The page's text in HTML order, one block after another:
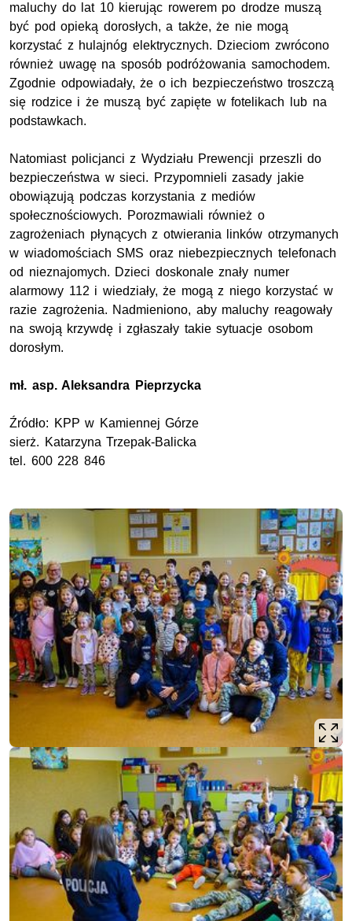
maluchy do lat 10 kierując rowerem po drodze muszą
być pod opieką dorosłych, a także, że nie mogą
korzystać z hulajnóg elektrycznych. Dzieciom zwrócono
również uwagę na sposób podróżowania samochodem.
Zgodnie odpowiadały, że o ich bezpieczeństwo troszczą
się rodzice i że muszą być zapięte w fotelikach lub na
podstawkach.
Natomiast policjanci z Wydziału Prewencji przeszli do
bezpieczeństwa w sieci. Przypomnieli zasady jakie
obowiązują podczas korzystania z mediów
społecznościowych. Porozmawiali również o
zagrożeniach płynących z otwierania linków otrzymanych
w wiadomościach SMS oraz niebezpiecznych telefonach
od nieznajomych. Dzieci doskonale znały numer
alarmowy 112 i wiedziały, że mogą z niego korzystać w
razie zagrożenia. Nadmieniono, aby maluchy reagowały
na swoją krzywdę i zgłaszały takie sytuacje osobom
dorosłym.
mł. asp.Aleksandra Pieprzycka
Źródło: KPP w Kamiennej Górze
sierż. Katarzyna Trzepak-Balicka
tel. 600 228 846